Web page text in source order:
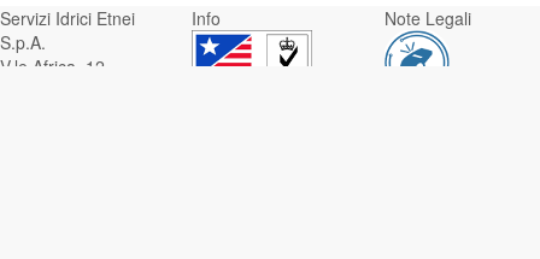
Servizi Idrici Etnei
S.p.A.
V.le Africa, 12 -
Info Note Legali